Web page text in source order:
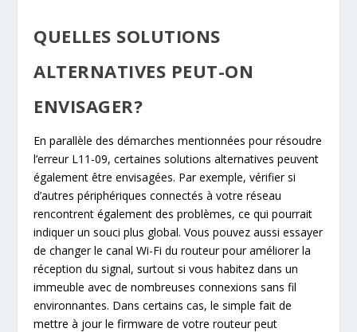
QUELLES SOLUTIONS
ALTERNATIVES PEUT-ON
ENVISAGER?
En parallèle des démarches mentionnées pour résoudre
l’erreur L11-09, certaines solutions alternatives peuvent
également être envisagées. Par exemple, vérifier si
d’autres périphériques connectés à votre réseau
rencontrent également des problèmes, ce qui pourrait
indiquer un souci plus global. Vous pouvez aussi essayer
de changer le canal Wi-Fi du routeur pour améliorer la
réception du signal, surtout si vous habitez dans un
immeuble avec de nombreuses connexions sans fil
environnantes. Dans certains cas, le simple fait de
mettre à jour le firmware de votre routeur peut